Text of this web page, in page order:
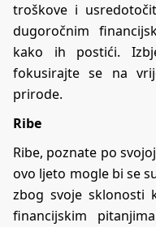
troškove i
dugoročnim
kako ih postići.
fokusirajte se na
prirode.
Ribe
Ribe, poznate po
ovo ljeto mogle bi se
zbog svoje sklonosti
financijskim